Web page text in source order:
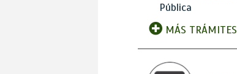
Pública
MÁS TRÁMITES